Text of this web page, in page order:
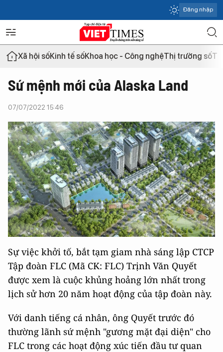
Đăng nhập
Xã hội sốKinh tế sốKhoa học - Công nghệThị trường số
Sứ mệnh mới của Alaska Land
07/07/2022 15:46
Sự việc khởi tố, bắt tạm giam nhà sáng lập CTCP
Tập đoàn FLC (Mã CK: FLC) Trịnh Văn Quyết
được xem là cuộc khủng hoảng lớn nhất trong
lịch sử hơn 20 năm hoạt động của tập đoàn này.
Với danh tiếng cá nhân, ông Quyết trước đó
thường lãnh sứ mệnh "gương mặt đại diện" cho
FLC trong các hoạt động xúc tiến đầu tư quan